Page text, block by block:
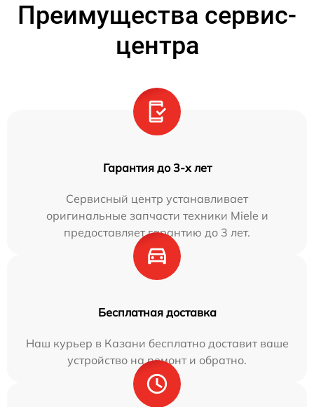
Преимущества сервис-
центра
Гарантия до 3-х лет
Сервисный центр устанавливает
оригинальные запчасти техники Miele и
предоставляет гарантию до 3 лет.
Бесплатная доставка
Наш курьер в Казани бесплатно доставит ваше
устройство на ремонт и обратно.